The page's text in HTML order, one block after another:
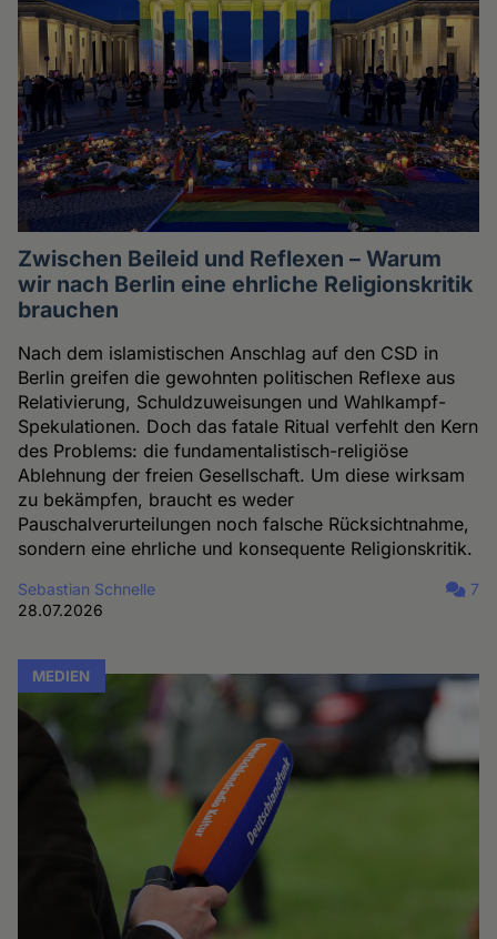
Zwischen Beileid und Reflexen – Warum
wir nach Berlin eine ehrliche Religionskritik
brauchen
Nach dem islamistischen Anschlag auf den CSD in
Berlin greifen die gewohnten politischen Reflexe aus
Relativierung, Schuldzuweisungen und Wahlkampf-
Spekulationen. Doch das fatale Ritual verfehlt den Kern
des Problems: die fundamentalistisch-religiöse
Ablehnung der freien Gesellschaft. Um diese wirksam
zu bekämpfen, braucht es weder
Pauschalverurteilungen noch falsche Rücksichtnahme,
sondern eine ehrliche und konsequente Religionskritik.
Sebastian Schnelle
28.07.2026
7
MEDIEN